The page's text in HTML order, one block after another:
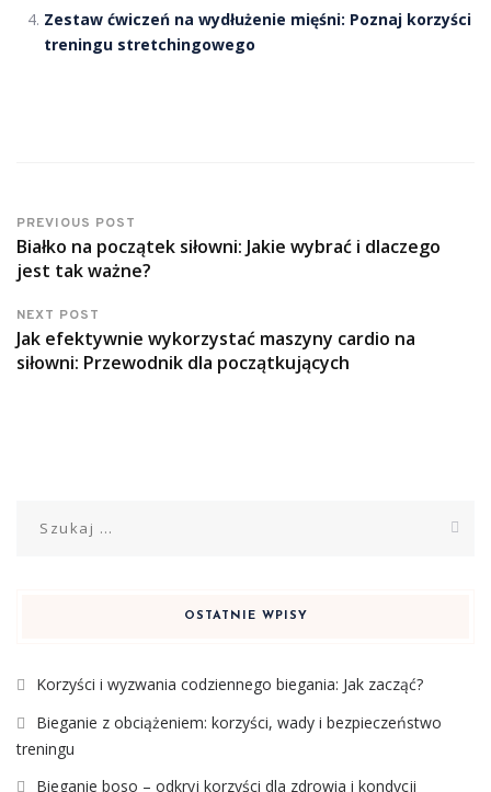
Zestaw ćwiczeń na wydłużenie mięśni: Poznaj korzyści
treningu stretchingowego
PREVIOUS POST
Białko na początek siłowni: Jakie wybrać i dlaczego
jest tak ważne?
NEXT POST
Jak efektywnie wykorzystać maszyny cardio na
siłowni: Przewodnik dla początkujących
OSTATNIE WPISY
Korzyści i wyzwania codziennego biegania: Jak zacząć?
Bieganie z obciążeniem: korzyści, wady i bezpieczeństwo
treningu
Bieganie boso – odkryj korzyści dla zdrowia i kondycji